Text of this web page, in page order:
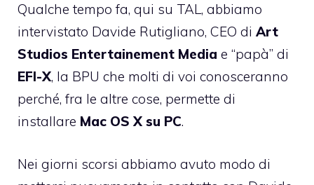
Qualche tempo fa, qui su TAL, abbiamo
intervistato Davide Rutigliano, CEO di Art
Studios Entertainement Media e “papà” di
EFI-X, la BPU che molti di voi conosceranno
perché, fra le altre cose, permette di
installare Mac OS X su PC.
Nei giorni scorsi abbiamo avuto modo di